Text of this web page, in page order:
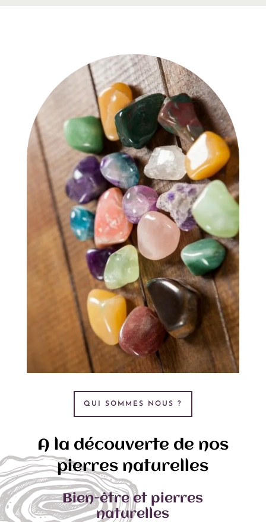
QUI SOMMES NOUS ?
A la découverte de nos
pierres naturelles
Bien-être et pierres
naturelles